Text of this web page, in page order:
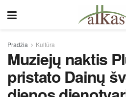
Pradžia Kultūra
Muziejų naktis
pristato Dainų